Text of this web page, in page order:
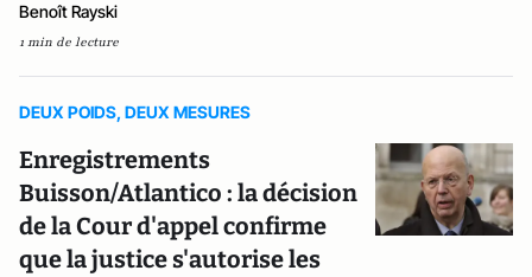
Benoît Rayski
1 min de lecture
DEUX POIDS, DEUX MESURES
Enregistrements
Buisson/Atlantico : la décision
de la Cour d'appel confirme
que la justice s'autorise les